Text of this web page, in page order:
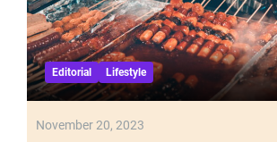
Editorial Lifestyle
November 20, 2023